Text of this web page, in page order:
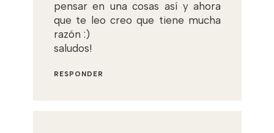
pensar en una cosas así y ahora
que te leo creo que tiene mucha
razón :)
saludos!
RESPONDER